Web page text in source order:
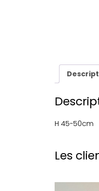
H 45-50cm
Les